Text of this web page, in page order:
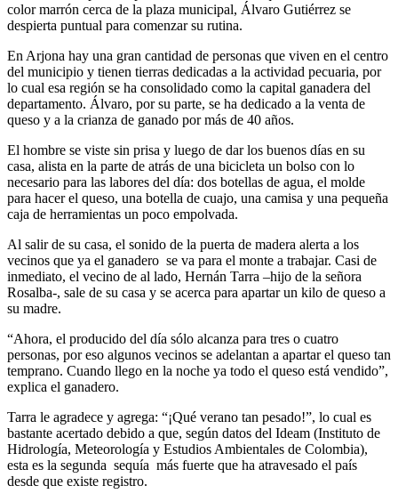
color marrón cerca de la plaza municipal, Álvaro Gutiérrez se
despierta puntual para comenzar su rutina.
En Arjona hay una gran cantidad de personas que viven en el centro
del municipio y tienen tierras dedicadas a la actividad pecuaria, por
lo cual esa región se ha consolidado como la capital ganadera del
departamento. Álvaro, por su parte, se ha dedicado a la venta de
queso y a la crianza de ganado por más de 40 años.
El hombre se viste sin prisa y luego de dar los buenos días en su
casa, alista en la parte de atrás de una bicicleta un bolso con lo
necesario para las labores del día: dos botellas de agua, el molde
para hacer el queso, una botella de cuajo, una camisa y una pequeña
caja de herramientas un poco empolvada.
Al salir de su casa, el sonido de la puerta de madera alerta a los
vecinos que ya el ganadero se va para el monte a trabajar. Casi de
inmediato, el vecino de al lado, Hernán Tarra –hijo de la señora
Rosalba-, sale de su casa y se acerca para apartar un kilo de queso a
su madre.
“Ahora, el producido del día sólo alcanza para tres o cuatro
personas, por eso algunos vecinos se adelantan a apartar el queso tan
temprano. Cuando llego en la noche ya todo el queso está vendido”,
explica el ganadero.
Tarra le agradece y agrega: “¡Qué verano tan pesado!”, lo cual es
bastante acertado debido a que, según datos del Ideam (Instituto de
Hidrología, Meteorología y Estudios Ambientales de Colombia),
esta es la segunda sequía más fuerte que ha atravesado el país
desde que existe registro.